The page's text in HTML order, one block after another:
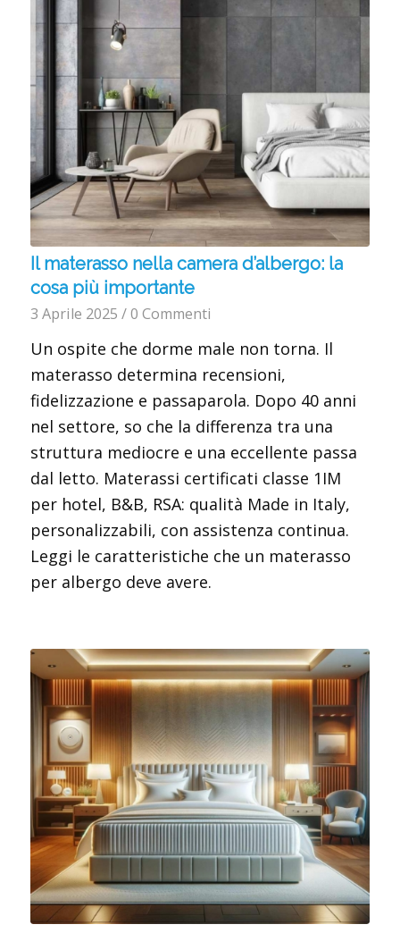
Il materasso nella camera d’albergo: la
cosa più importante
3 Aprile 2025 / 0 Commenti
Un ospite che dorme male non torna. Il
materasso determina recensioni,
fidelizzazione e passaparola. Dopo 40 anni
nel settore, so che la differenza tra una
struttura mediocre e una eccellente passa
dal letto. Materassi certificati classe 1IM
per hotel, B&B, RSA: qualità Made in Italy,
personalizzabili, con assistenza continua.
Leggi le caratteristiche che un materasso
per albergo deve avere.